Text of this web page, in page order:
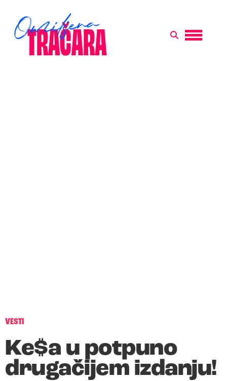
VESTI
Ke$a u potpuno
drugačijem izdanju!